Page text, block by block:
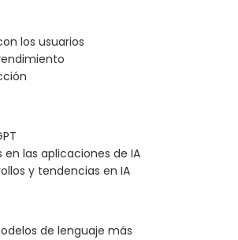
los usuarios
las aplicaciones de IA
y tendencias en IA
de lenguaje más